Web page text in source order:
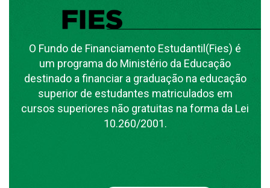
O Fundo de Financiamento Estudantil(Fies) é
um programa do Ministério da Educação
destinado a financiar a graduação na educação
superior de estudantes matriculados em
cursos superiores não gratuitas na forma da Lei
10.260/2001.